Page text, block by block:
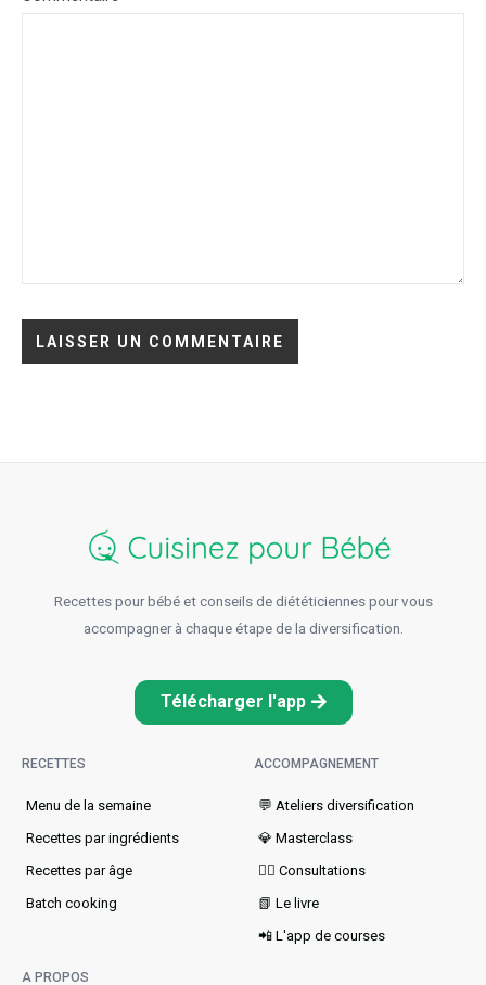
Recettes pour bébé et conseils de diététiciennes pour vous
accompagner à chaque étape de la diversification.
Télécharger l'app
RECETTES
Menu de la semaine​
Recettes par ingrédients
Recettes par âge
Batch cooking
ACCOMPAGNEMENT
💬 Ateliers diversification
💎 Masterclass
👩‍⚕️ Consultations
📗 Le livre
📲 L'app de courses
A PROPOS